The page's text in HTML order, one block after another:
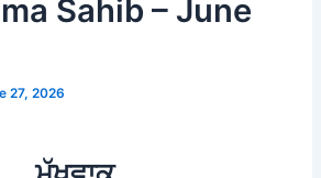
Sahib – June
27, 2026